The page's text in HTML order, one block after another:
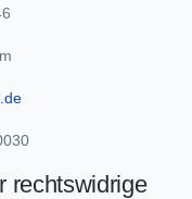
rechtswidrige